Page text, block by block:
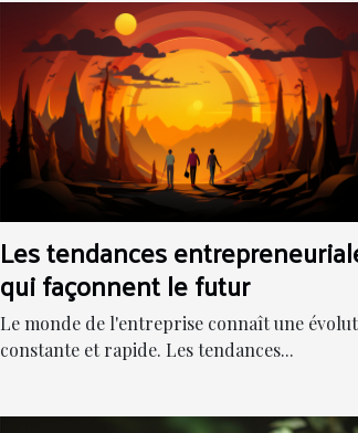
Les tendances
qui façonnent le futur
Le monde de l'entreprise connaît une
constante et rapide. Les tendances...